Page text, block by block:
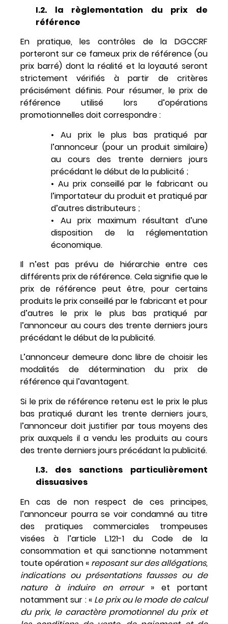
I.2. la règlementation du prix de
référence
En pratique, les contrôles de la DGCCRF
porteront sur ce fameux prix de référence (ou
prix barré) dont la réalité et la loyauté seront
strictement vérifiés à partir de critères
précisément définis. Pour résumer, le prix de
référence utilisé lors d’opérations
promotionnelles doit correspondre :
• Au prix le plus bas pratiqué par
l’annonceur (pour un produit similaire)
au cours des trente derniers jours
précédant le début de la publicité ;
• Au prix conseillé par le fabricant ou
l’importateur du produit et pratiqué par
d’autres distributeurs ;
• Au prix maximum résultant d’une
disposition de la réglementation
économique.
Il n’est pas prévu de hiérarchie entre ces
différents prix de référence. Cela signifie que le
prix de référence peut être, pour certains
produits le prix conseillé par le fabricant et pour
d’autres le prix le plus bas pratiqué par
l’annonceur au cours des trente derniers jours
précédant le début de la publicité.
L’annonceur demeure donc libre de choisir les
modalités de détermination du prix de
référence qui l’avantagent.
Si le prix de référence retenu est le prix le plus
bas pratiqué durant les trente derniers jours,
l’annonceur doit justifier par tous moyens des
prix auxquels il a vendu les produits au cours
des trente derniers jours précédant la publicité.
I.3. des sanctions particulièrement
dissuasives
En cas de non respect de ces principes,
l’annonceur pourra se voir condamné au titre
des pratiques commerciales trompeuses
visées à l’article L.121-1 du Code de la
consommation et qui sanctionne notamment
toute opération « reposant sur des allégations,
indications ou présentations fausses ou de
nature à induire en erreur» et portant
notamment sur : « Le prix ou le mode de calcul
du prix, le caractère promotionnel du prix et